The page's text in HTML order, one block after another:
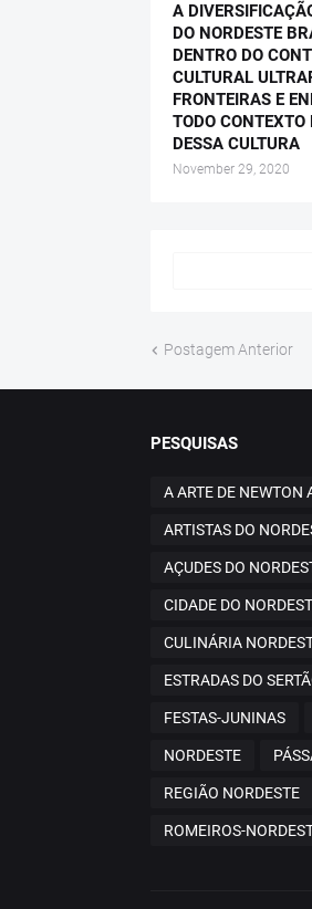
A
DO NORDESTE
DENTRO DO
CULTURAL
FRONTEIRAS E
TODO CONTEXTO
DESSA CULTURA
November 29, 2020
Postagem Anterior
PESQUISAS
A ARTE DE NEWTON
ARTISTAS DO
AÇUDES DO
CIDADE DO
CULINÁRIA
ESTRADAS DO
FESTAS-JUNINAS
NORDESTE
REGIÃO NORDESTE
ROMEIROS-